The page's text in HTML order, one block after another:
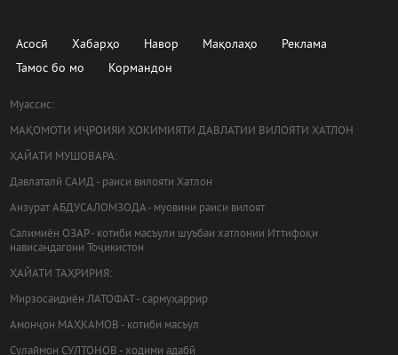
Асосӣ Хабарҳо Навор Мақолаҳо
Реклама
Тамос бо мо
Кормандон
Муассис:
МАҚОМОТИ ИҶРОИЯИ ҲОКИМИЯТИ ДАВЛАТИИ ВИЛОЯТИ ХАТЛОН
ҲАЙАТИ МУШОВАРА:
Давлаталӣ САИД - раиси вилояти Хатлон
Анзурат АБДУСАЛОМЗОДА - муовини раиси вилоят
Салимиён ОЗАР - котиби масъули шуъбаи хатлонии Иттифоқи
нависандагони Тоҷикистон
ҲАЙАТИ ТАҲРИРИЯ:
Мирзосаидиён ЛАТОФАТ - сармуҳаррир
Амонҷон МАҲКАМОВ - котиби масъул
Сулаймон СУЛТОНОВ - ходими адабӣ